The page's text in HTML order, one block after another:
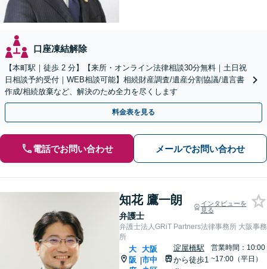
口座凍結解除
【本町駅｜徒歩 2 分】【来所・オンライン法律相談30分無料｜土日祝
日相談予約受付｜WEB相談可能】相続財産調査/遺産分割協議/遺言書
作成/相続放棄など、解決のため全力を尽くします
料金表を見る
電話でお問い合わせ メールでお問い合わせ
知花 鷹一朗
弁護士
インタビューを
見る
弁護士法人GRiT Partners法律事務所 大阪事務
所
大
阪 |
大阪
市中
淀屋橋駅
から徒歩1
営業時間：10:00
~17:00（平日）